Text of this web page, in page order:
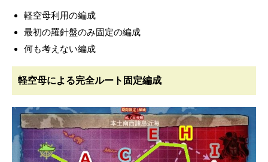
軽空母利用の編成
最初の羅針盤のみ固定の編成
何も考えない編成
軽空母による完全ルート固定編成